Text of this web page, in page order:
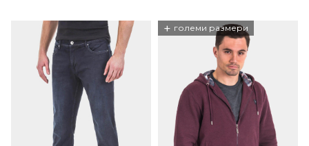
+ големи размери